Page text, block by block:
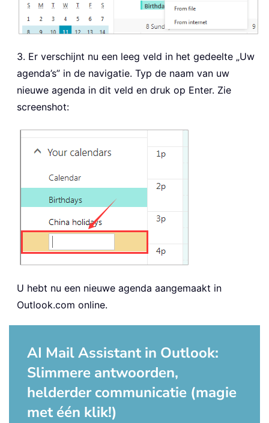
3. Er verschijnt nu een leeg veld in het gedeelte „Uw
agenda’s” in de navigatie. Typ de naam van uw
nieuwe agenda in dit veld en druk op Enter. Zie
screenshot:
U hebt nu een nieuwe agenda aangemaakt in
Outlook.com online.
AI Mail Assistant in Outlook:
Slimmere antwoorden,
helderder communicatie (magie
met één klik!)